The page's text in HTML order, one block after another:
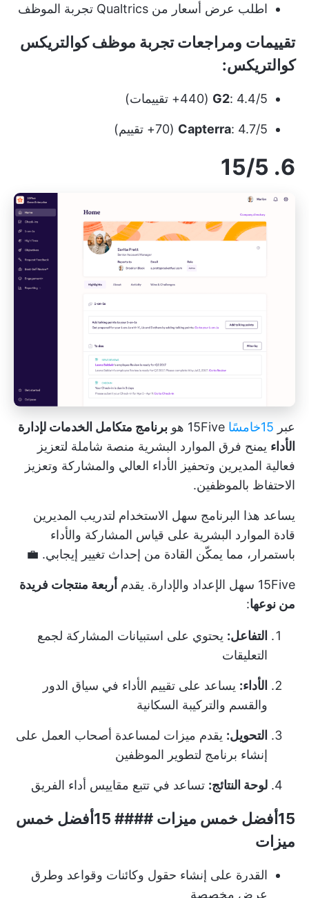
اطلب عرض أسعار من Qualtrics تجربة الموظف
تقييمات ومراجعات تجربة موظف كوالتريكس
كوالتريكس:
G2: 4.4/5 (440+ تقييمات)
Capterra: 4.7/5 (70+ تقييم)
6. 15/5
عبر 15خامسًا
برنامج متكامل الخدمات لإدارة
الأداء يمنح فرق الموارد البشرية منصة شاملة لتعزيز
فعالية المديرين وتحفيز الأداء العالي والمشاركة وتعزيز
الاحتفاظ بالموظفين.
يساعد هذا البرنامج سهل الاستخدام لتدريب المديرين
قادة الموارد البشرية على قياس المشاركة والأداء
باستمرار، مما يمكّن القادة من إحداث تغيير إيجابي. 💼
15Five سهل الإعداد والإدارة. يقدم
أربعة منتجات فريدة
من نوعها:
التفاعل: يحتوي على استبيانات المشاركة لجمع
التعليقات
الأداء: يساعد على تقييم الأداء في سياق الدور
والقسم والتركيبة السكانية
التحويل: يقدم ميزات لمساعدة أصحاب العمل على
إنشاء برنامج لتطوير الموظفين
لوحة النتائج: تساعد في تتبع مقاييس أداء الفريق
15أفضل خمس ميزات #### 15أفضل خمس
ميزات
القدرة على إنشاء حقول وكائنات وقواعد وطرق
عرض مخصصة